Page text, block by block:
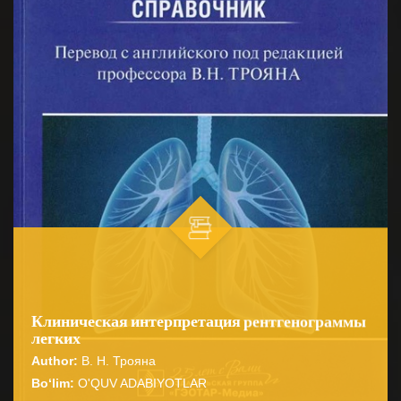
Клиническая интерпретация рентгенограммы
легких
Author: В. Н. Трояна
Bo‘lim: O'QUV ADABIYOTLAR